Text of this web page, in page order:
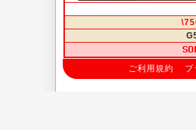
ご利用規約 プ